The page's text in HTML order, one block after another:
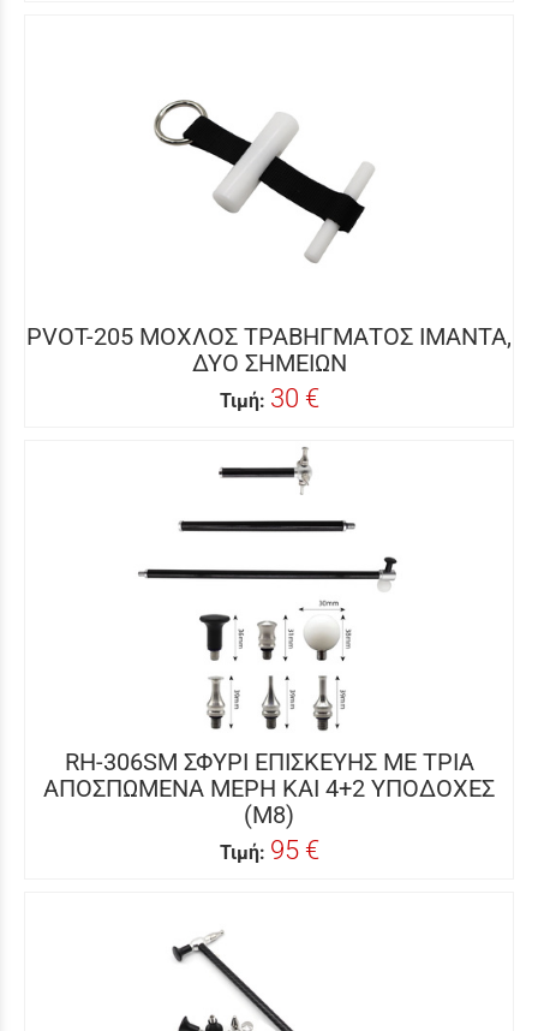
PVOT-205 ΜΟΧΛΟΣ ΤΡΑΒΗΓΜΑΤΟΣ ΙΜΑΝΤΑ,
ΔΥΟ ΣΗΜΕΙΩΝ
Τιμή: 30 €
RH-306SM ΣΦΥΡΙ ΕΠΙΣΚΕΥΗΣ ΜΕ ΤΡΙΑ
ΑΠΟΣΠΩΜΕΝΑ ΜΕΡΗ KAI 4+2 ΥΠΟΔΟΧΕΣ
(Μ8)
Τιμή: 95 €